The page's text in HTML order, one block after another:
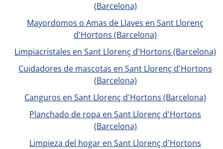
(Barcelona)
Mayordomos o Amas de Llaves en Sant Llorenç
d'Hortons (Barcelona)
Limpiacristales en Sant Llorenç d'Hortons (Barcelona)
Cuidadores de mascotas en Sant Llorenç d'Hortons
(Barcelona)
Canguros en Sant Llorenç d'Hortons (Barcelona)
Planchado de ropa en Sant Llorenç d'Hortons
(Barcelona)
Limpieza del hogar en Sant Llorenç d'Hortons